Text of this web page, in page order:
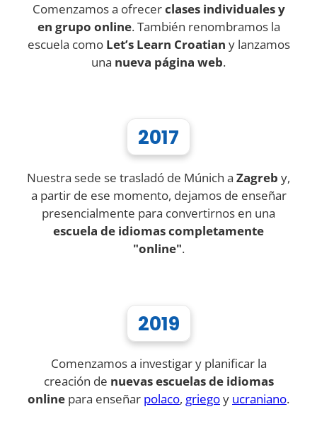
Comenzamos a ofrecerclases individuales y
en grupo online. También renombramos la
escuela como Let’s Learn Croatian y lanzamos
una nueva página web.
2017
Nuestra sede se trasladó de Múnich a Zagreb y,
a partir de ese momento, dejamos de enseñar
presencialmente para convertirnos en una
escuela de idiomas completamente
"online".
2019
Comenzamos a investigar y planificar la
creación de nuevas escuelas de idiomas
online para enseñar polaco, griegoy ucraniano.